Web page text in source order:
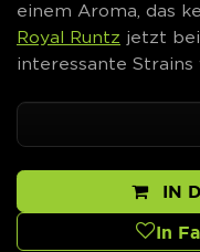
einem Aroma, das
Royal Runtz jetzt
interessante Strains
IN
In